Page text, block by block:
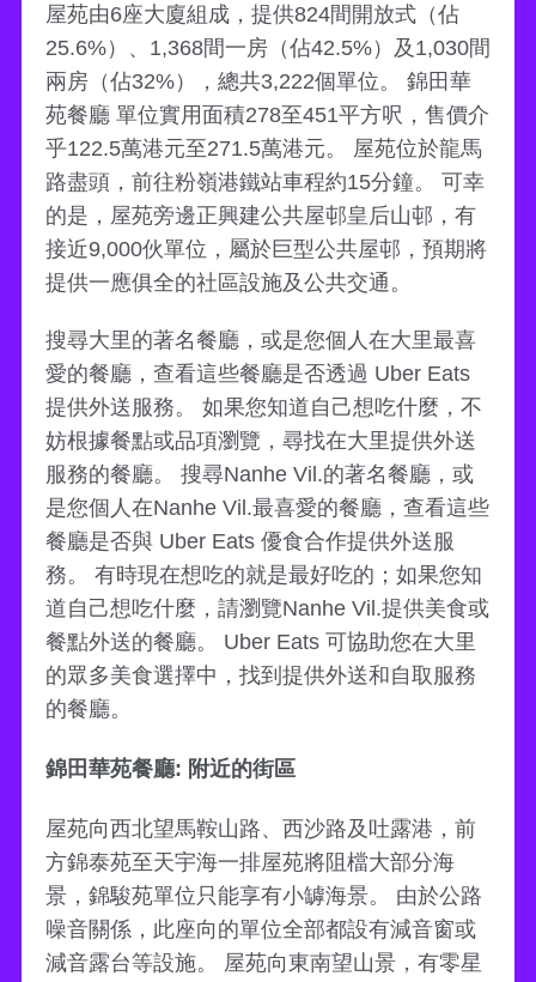
屋苑由6座大廈組成，提供824間開放式（佔
25.6%）、1,368間一房（佔42.5%）及1,030間
兩房（佔32%），總共3,222個單位。 錦田華
苑餐廳 單位實用面積278至451平方呎，售價介
乎122.5萬港元至271.5萬港元。 屋苑位於龍馬
路盡頭，前往粉嶺港鐵站車程約15分鐘。 可幸
的是，屋苑旁邊正興建公共屋邨皇后山邨，有
接近9,000伙單位，屬於巨型公共屋邨，預期將
提供一應俱全的社區設施及公共交通。
搜尋大里的著名餐廳，或是您個人在大里最喜
愛的餐廳，查看這些餐廳是否透過 Uber Eats
提供外送服務。 如果您知道自己想吃什麼，不
妨根據餐點或品項瀏覽，尋找在大里提供外送
服務的餐廳。 搜尋Nanhe Vil.的著名餐廳，或
是您個人在Nanhe Vil.最喜愛的餐廳，查看這些
餐廳是否與 Uber Eats 優食合作提供外送服
務。 有時現在想吃的就是最好吃的；如果您知
道自己想吃什麼，請瀏覽Nanhe Vil.提供美食或
餐點外送的餐廳。 Uber Eats 可協助您在大里
的眾多美食選擇中，找到提供外送和自取服務
的餐廳。
錦田華苑餐廳: 附近的街區
屋苑向西北望馬鞍山路、西沙路及吐露港，前
方錦泰苑至天宇海一排屋苑將阻檔大部分海
景，錦駿苑單位只能享有小罅海景。 由於公路
噪音關係，此座向的單位全部都設有減音窗或
減音露台等設施。 屋苑向東南望山景，有零星